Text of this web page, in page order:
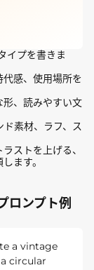
イプを書きま
感、使用場所を
形、読みやすい文
素材、ラフ、ス
ストを上げる、
ます。
ロンプト例
a vintage
circular